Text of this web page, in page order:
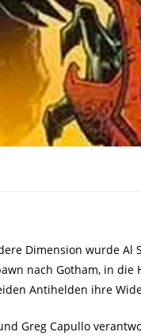
Dimension wurde Al
nach Gotham, in die
Antihelden ihre
Greg Capullo